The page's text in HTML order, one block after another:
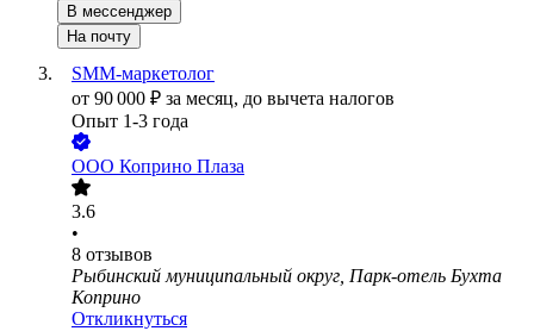
В мессенджер
На почту
SMM-маркетолог
от 90 000 ₽ за месяц, до вычета налогов
Опыт 1-3 года
ООО Коприно Плаза
3.6
•
8 отзывов
Рыбинский муниципальный округ, Парк-отель Бухта
Коприно
Откликнуться